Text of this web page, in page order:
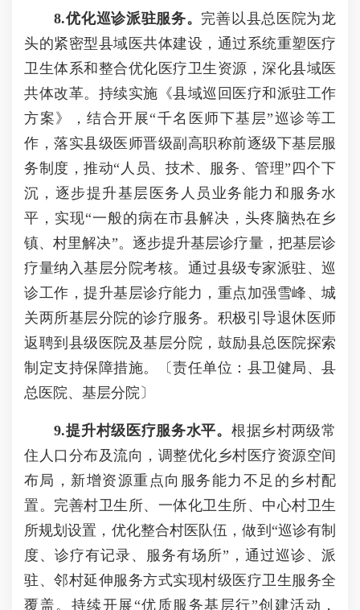
8.优化巡诊派驻服务。 完善以县总医院为龙
头的紧密型县域医共体建设，通过系统重塑医疗
卫生体系和整合优化医疗卫生资源，深化县域医
共体改革。持续实施《县域巡回医疗和派驻工作
方案》，结合开展“千名医师下基层”巡诊等工
作，落实县级医师晋级副高职称前逐级下基层服
务制度，推动“人员、技术、服务、管理”四个下
沉，逐步提升基层医务人员业务能力和服务水
平，实现“一般的病在市县解决，头疼脑热在乡
镇、村里解决”。逐步提升基层诊疗量，把基层诊
疗量纳入基层分院考核。通过县级专家派驻、巡
诊工作，提升基层诊疗能力，重点加强雪峰、城
关两所基层分院的诊疗服务。积极引导退休医师
返聘到县级医院及基层分院，鼓励县总医院探索
制定支持保障措施。〔责任单位：县卫健局、县
总医院、基层分院〕
9.提升村级医疗服务水平。 根据乡村两级常
住人口分布及流向，调整优化乡村医疗资源空间
布局，新增资源重点向服务能力不足的乡村配
置。完善村卫生所、一体化卫生所、中心村卫生
所规划设置，优化整合村医队伍，做到“巡诊有制
度、诊疗有记录、服务有场所”，通过巡诊、派
驻、邻村延伸服务方式实现村级医疗卫生服务全
覆盖。持续开展“优质服务基层行”创建活动，